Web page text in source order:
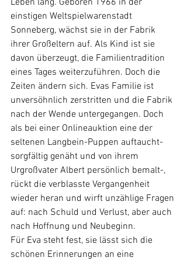
Leben lang. Geboren 1966 in der
einstigen Weltspielwarenstadt
Sonneberg, wächst sie in der Fabrik
ihrer Großeltern auf. Als Kind ist sie
davon überzeugt, die Familientradition
eines Tages weiterzuführen. Doch die
Zeiten ändern sich. Evas Familie ist
unversöhnlich zerstritten und die Fabrik
nach der Wende untergegangen. Doch
als bei einer Onlineauktion eine der
seltenen Langbein-Puppen auftaucht-
sorgfältig genäht und von ihrem
Urgroßvater Albert persönlich bemalt-,
rückt die verblasste Vergangenheit
wieder heran und wirft unzählige Fragen
auf: nach Schuld und Verlust, aber auch
nach Hoffnung und Neubeginn.
Für Eva steht fest, sie lässt sich die
schönen Erinnerungen an eine